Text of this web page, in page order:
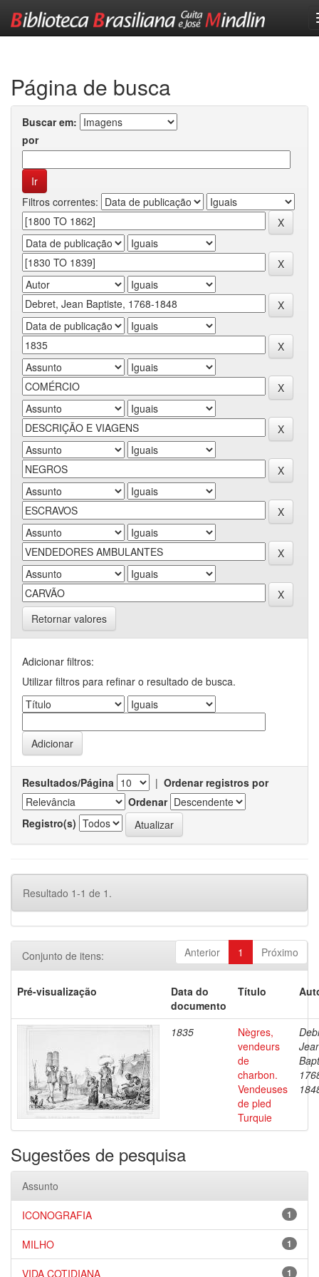
Página de busca
Buscar em:
por
Filtros correntes:
Retornar valores
Adicionar filtros:
Utilizar filtros para refinar o resultado de busca.
Resultados/Página | Ordenar registros por
Ordenar
Registro(s)
Resultado 1-1 de 1.
Anterior 1 Próximo
Conjunto de itens:
Pré-visualização
Data do
documento
Título
1835
Nègres,
vendeurs
de
charbon.
Vendeuses
de pled
Turquie
Sugestões de pesquisa
Assunto
1
ICONOGRAFIA
1
MILHO
1
VIDA COTIDIANA